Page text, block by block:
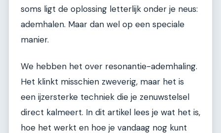
soms ligt de oplossing letterlijk onder je neus:
ademhalen. Maar dan wel op een speciale
manier.
We hebben het over resonantie-ademhaling.
Het klinkt misschien zweverig, maar het is
een ijzersterke techniek die je zenuwstelsel
direct kalmeert. In dit artikel lees je wat het is,
hoe het werkt en hoe je vandaag nog kunt